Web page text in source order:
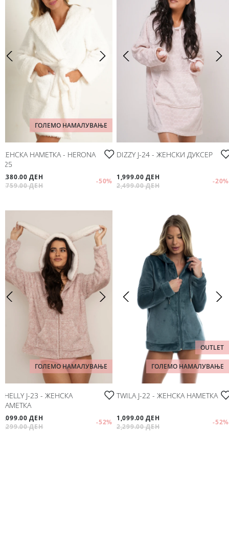
ГОЛЕМО НАМАЛУВАЊЕ
ЖЕНСКА НАМЕТКА - HERONA
Ј-25
1,380.00 ДЕН
2,759.00 ДЕН
-50%
DIZZY J-24 - ЖЕНСКИ ДУКСЕР
1,999.00 ДЕН
2,499.00 ДЕН
-20%
ГОЛЕМО НАМАЛУВАЊЕ
SHELLY J-23 - ЖЕНСКА
НАМЕТКА
1,099.00 ДЕН
2,299.00 ДЕН
-52%
OUTLET
ГОЛЕМО НАМАЛУВАЊЕ
TWILA J-22 - ЖЕНСКА НАМЕТКА
1,099.00 ДЕН
2,299.00 ДЕН
-52%